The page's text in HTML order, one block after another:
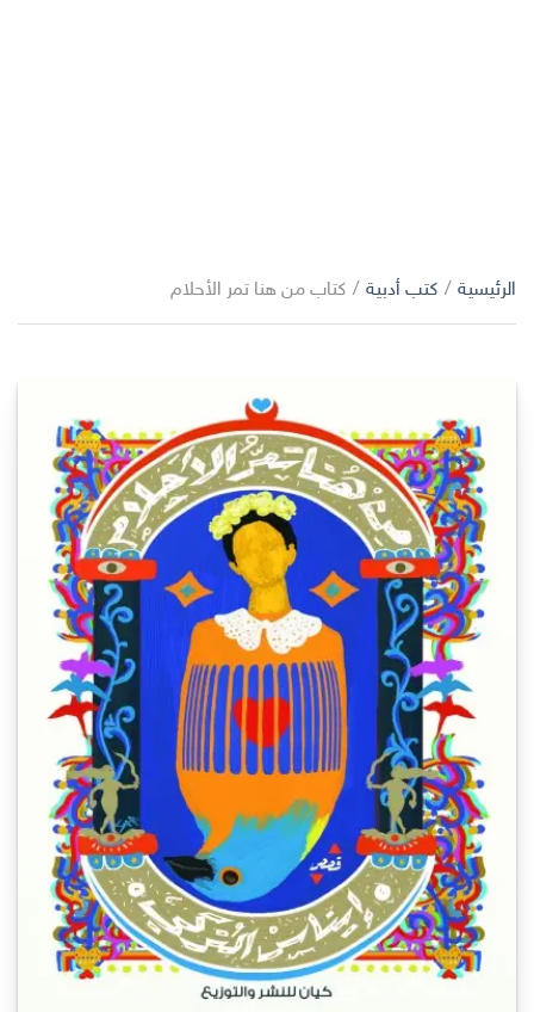
الرئيسية / كتب أدبية / كتاب من هنا تمر الأحلام